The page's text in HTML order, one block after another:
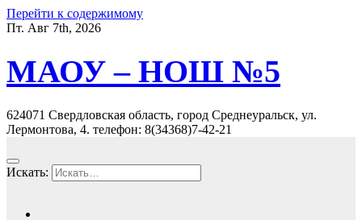
Перейти к содержимому
Пт. Авг 7th, 2026
МАОУ – НОШ №5
624071 Свердловская область, город Среднеуральск, ул.
Лермонтова, 4. телефон: 8(34368)7-42-21
Искать: